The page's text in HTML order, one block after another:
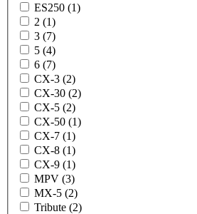
ES250 (1)
2 (1)
3 (7)
5 (4)
6 (7)
CX-3 (2)
CX-30 (2)
CX-5 (2)
CX-50 (1)
CX-7 (1)
CX-8 (1)
CX-9 (1)
MPV (3)
MX-5 (2)
Tribute (2)